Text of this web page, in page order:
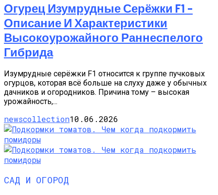
Огурец Изумрудные Серёжки F1 –
Описание И Характеристики
Высокоурожайного Раннеспелого
Гибрида
Изумрудные серёжки F1 относится к группе пучковых
огурцов, которая всё больше на слуху даже у обычных
дачников и огородников. Причина тому – высокая
урожайность,...
newscollection10.06.2026
САД И ОГОРОД